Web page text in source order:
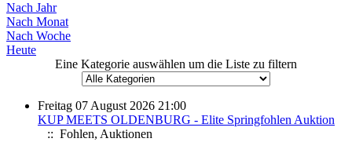
Nach Jahr
Nach Monat
Nach Woche
Heute
Eine Kategorie auswählen um die Liste zu filtern
Freitag 07 August 2026 21:00
KUP MEETS OLDENBURG - Elite Springfohlen Auktion
:: Fohlen, Auktionen